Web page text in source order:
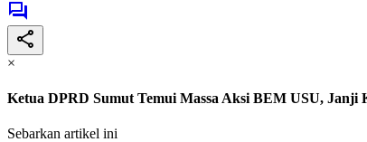
×
Ketua DPRD Sumut Temui Massa Aksi BEM USU, Janji
Sebarkan artikel ini